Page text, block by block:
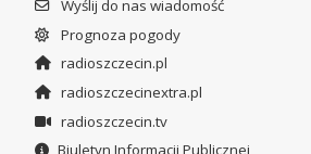
Wyślij do nas wiadomość
Prognoza pogody
radioszczecin.pl
radioszczecinextra.pl
radioszczecin.tv
Biuletyn Informacji Publicznej